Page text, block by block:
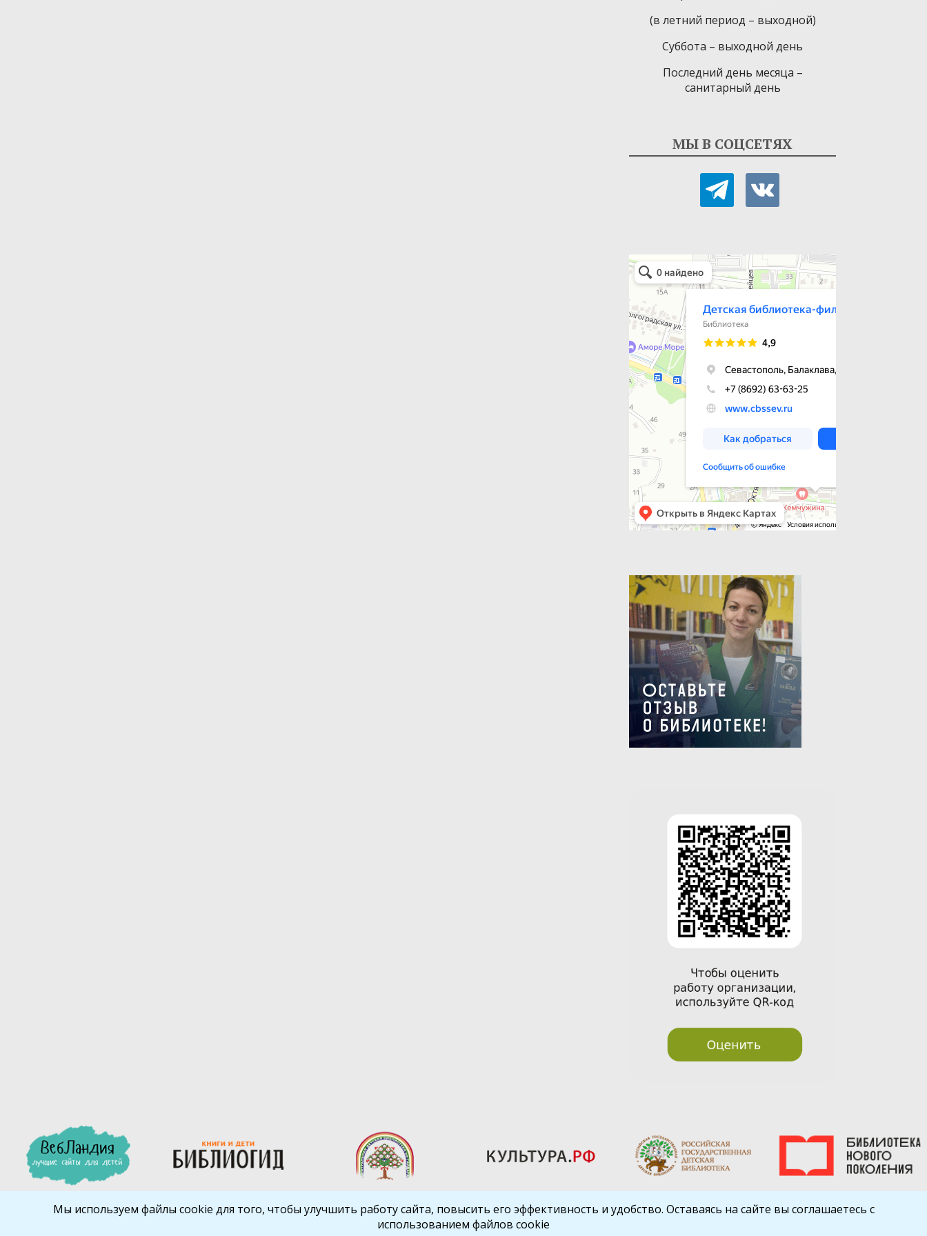
(в летний период – выходной)
Суббота – выходной день
Последний день месяца –
санитарный день
МЫ В СОЦСЕТЯХ
telegram vkontakte
Детская библиотека-филиал № 9
Библиотека в Севастополе
Библиокрай
Мы используем файлы cookie для того, чтобы улучшить работу сайта, повысить его эффективность и удобство. Оставаясь на сайте вы соглашаетесь с
использованием файлов cookie